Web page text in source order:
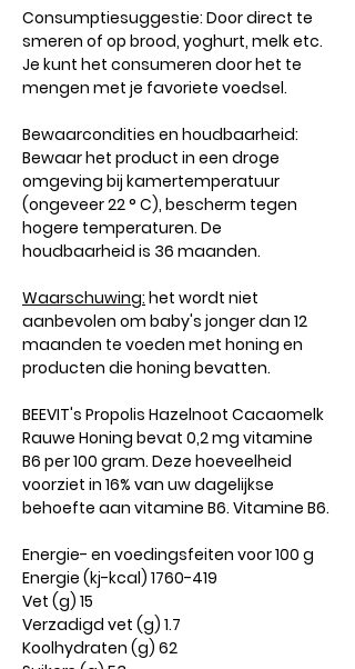
Consumptiesuggestie: Door direct te
smeren of op brood, yoghurt, melk etc.
Je kunt het consumeren door het te
mengen met je favoriete voedsel.
Bewaarcondities en houdbaarheid:
Bewaar het product in een droge
omgeving bij kamertemperatuur
(ongeveer 22 ° C), bescherm tegen
hogere temperaturen. De
houdbaarheid is 36 maanden.
Waarschuwing: het wordt niet
aanbevolen om baby's jonger dan 12
maanden te voeden met honing en
producten die honing bevatten.
BEEVIT's Propolis Hazelnoot Cacaomelk
Rauwe Honing bevat 0,2 mg vitamine
B6 per 100 gram. Deze hoeveelheid
voorziet in 16% van uw dagelijkse
behoefte aan vitamine B6. Vitamine B6.
Energie- en voedingsfeiten voor 100 g
Energie (kj-kcal) 1760-419
Vet (g) 15
Verzadigd vet (g) 1.7
Koolhydraten (g) 62